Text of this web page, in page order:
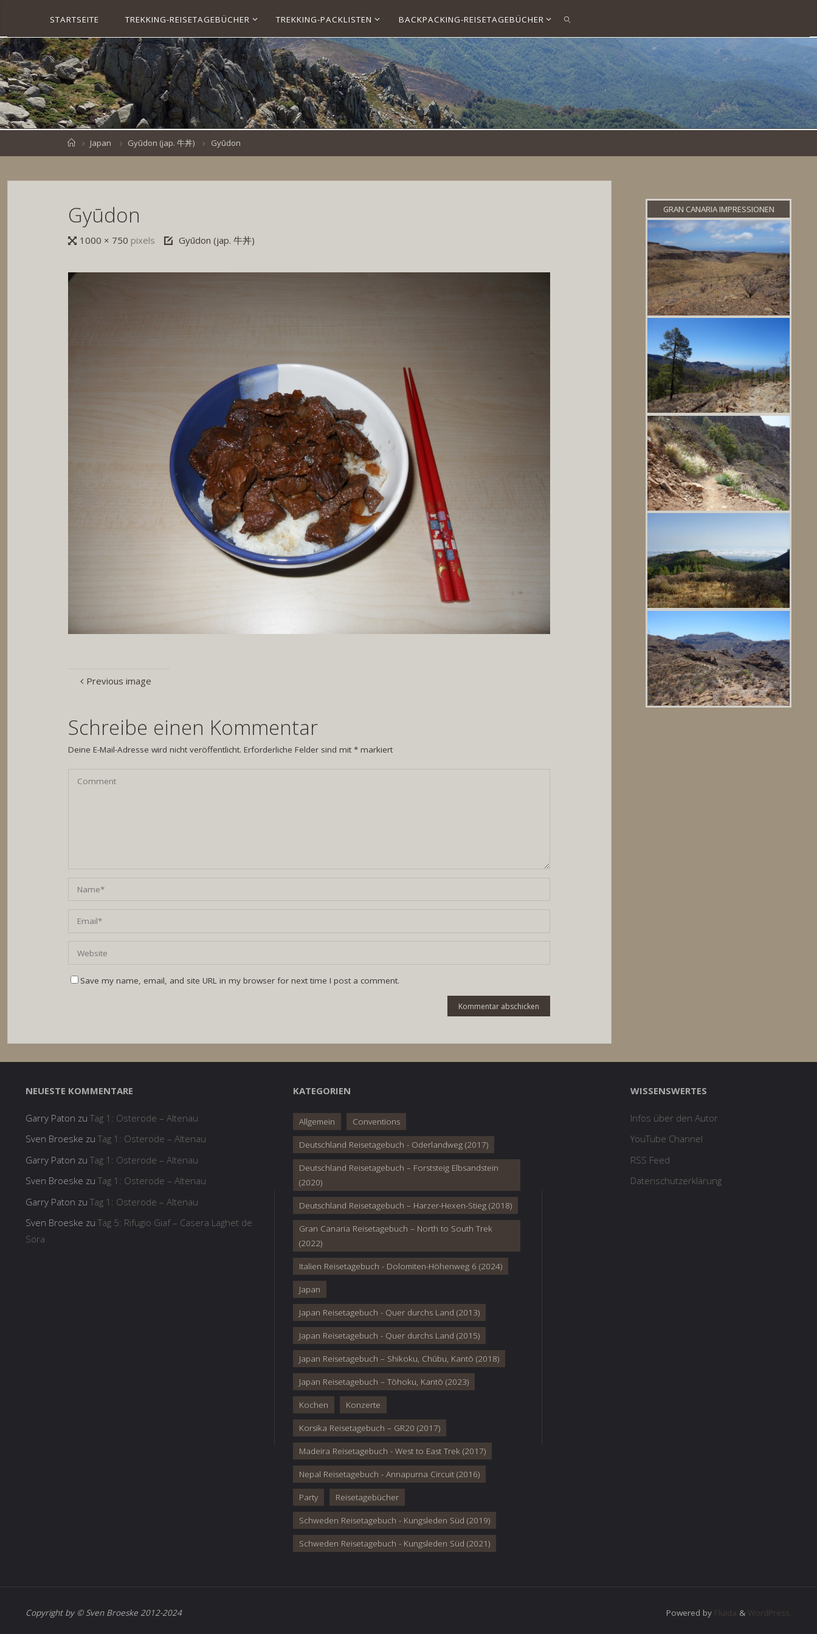
content
VE
NB
RO
ESK
E.D
STARTSEITE TREKKING-REISETAGEBÜCHER TREKKING-PACKLISTEN BACKPACKING-REISETAGEBÜCHER
SEARCH
HomeJapan Gyūdon (jap. 牛丼) Gyūdon
Gyūdon
Full1000 × 750 pixels Gyūdon (jap. 牛丼)
Previous image
Schreibe einen Kommentar
Deine E-Mail-Adresse wird nicht veröffentlicht. Erforderliche Felder sind mit* markiert
Save my name, email, and site URL in my browser for next time I post a comment.
GRAN CANARIA IMPRESSIONEN
NEUESTE KOMMENTARE
Garry Paton zu Tag 1: Osterode – Altenau
Sven Broeske zu Tag 1: Osterode – Altenau
Garry Paton zu Tag 1: Osterode – Altenau
Sven Broeske zu Tag 1: Osterode – Altenau
Garry Paton zu Tag 1: Osterode – Altenau
Sven Broeske zu Tag 5: Rifugio Giaf – Casera Laghet de
Sora
KATEGORIEN
Allgemein Conventions
Deutschland Reisetagebuch - Oderlandweg (2017)
Deutschland Reisetagebuch – Forststeig Elbsandstein
(2020)
Deutschland Reisetagebuch – Harzer-Hexen-Stieg (2018)
Gran Canaria Reisetagebuch – North to South Trek
(2022)
Italien Reisetagebuch - Dolomiten-Höhenweg 6 (2024)
Japan
Japan Reisetagebuch - Quer durchs Land (2013)
Japan Reisetagebuch - Quer durchs Land (2015)
Japan Reisetagebuch – Shikoku, Chūbu, Kantō (2018)
Japan Reisetagebuch – Tōhoku, Kantō (2023)
Kochen Konzerte
Korsika Reisetagebuch – GR20 (2017)
Madeira Reisetagebuch - West to East Trek (2017)
Nepal Reisetagebuch - Annapurna Circuit (2016)
Party Reisetagebücher
Schweden Reisetagebuch - Kungsleden Süd (2019)
Schweden Reisetagebuch - Kungsleden Süd (2021)
WISSENSWERTES
Infos über den Autor
YouTube Channel
RSS Feed
Datenschutzerklärung
Copyright by © Sven Broeske 2012-2024 Powered by Fluida & WordPress.